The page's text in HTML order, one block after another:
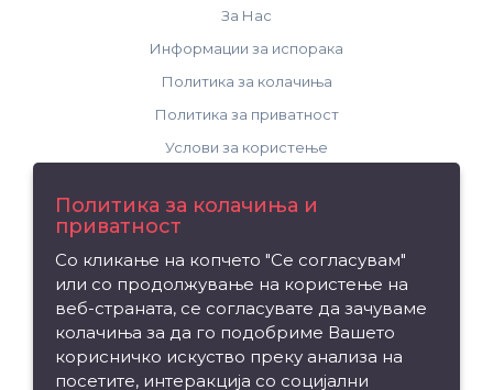
За Нас
Информации за испорака
Политика за колачиња
Политика за приватност
Услови за користење
Рекламација на производ
Мапа на сајтот
Издвојуваме
Брендови
Политика за колачиња и
приватност
Со кликање на копчето "Се согласувам"
или со продолжување на користење на
веб-страната, се согласувате да зачуваме
колачиња за да го подобриме Вашето
корисничко искуство преку анализа на
посетите, интеракција со социјални